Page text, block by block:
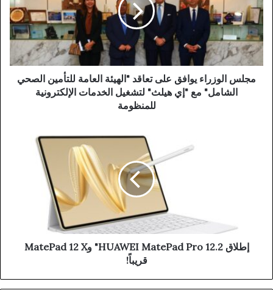
مجلس الوزراء يوافق على تعاقد "الهيئة العامة للتأمين الصحي
الشامل" مع "إي هيلث" لتشغيل الخدمات الإلكترونية
للمنظومة
إطلاق HUAWEI MatePad Pro 12.2" وMatePad 12 X
قريباً!